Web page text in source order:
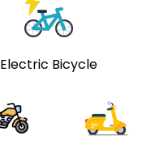
Electric Bicycle